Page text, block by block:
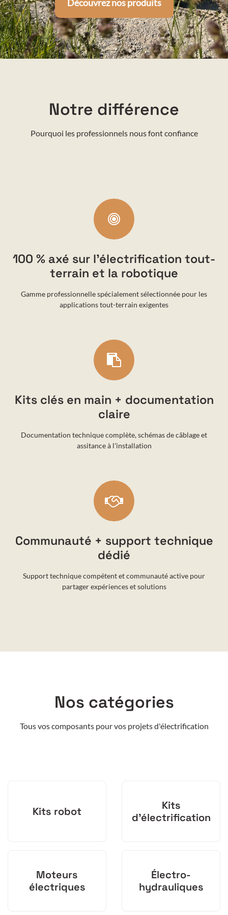
Découvrez nos produits
Notre différence
Pourquoi les professionnels nous font confiance
100 % axé sur l'électrification tout-
terrain et la robotique
Gamme professionnelle spécialement sélectionnée pour les
applications tout-terrain exigentes
Kits clés en main + documentation
claire
Documentation technique complète, schémas de câblage et
assitance à l'installation
Communauté + support technique
dédié
Support technique compétent et communauté active pour
partager expériences et solutions
Nos catégories
Tous vos composants pour vos projets d'électrification
Kits robot
Kits
d'électrification
Moteurs
électriques
Électro-
hydrauliques